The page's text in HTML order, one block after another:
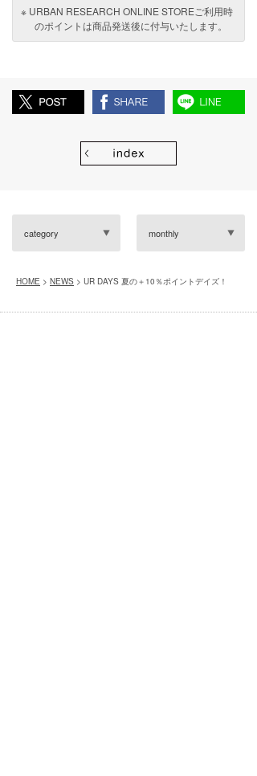
URBAN RESEARCH ONLINE STOREご利用時
のポイントは商品発送後に付与いたします。
category monthly
HOME > NEWS > UR DAYS 夏の＋10％ポイントデイズ！